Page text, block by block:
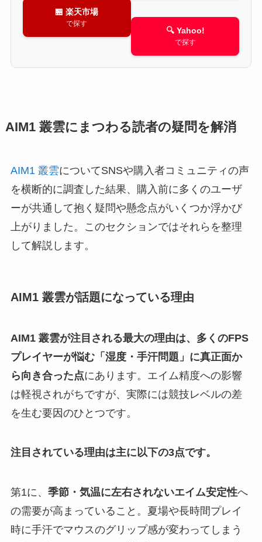
🏪 楽天市場
で探す
🔍 Yahoo!
で探す
AIM1 叢雲にまつわる読者の疑問を解消
AIM1 叢雲についてSNSや購入者コミュニティの声
を横断的に調査した結果、購入前に多くのユーザ
ーが共通して抱く疑問や懸念点がいくつか浮かび
上がりました。このセクションではそれらを整理
して解説します。
AIM1 叢雲が話題になっている理由
AIM1 叢雲が注目される最大の理由は、多くのFPS
プレイヤーが悩む「湿度・手汗問題」に真正面か
ら向き合った点にあります。エイム精度への影響
は軽視されがちですが、実際には競技レベルの差
を生む要因のひとつです。
注目されている理由は主に以下の3点です。
第1に、 季節・気温に左右されないエイム安定性へ
の需要が高まっていること。夏場や長時間プレイ
時に手汗でマウスのグリップ感が変わってしまう